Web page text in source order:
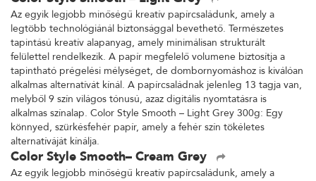
Az egyik legjobb minőségű kreatív papírcsaládunk, amely a
legtöbb technológiánál biztonsággal bevethető. Természetes
tapintású kreatív alapanyag, amely minimálisan strukturált
felülettel rendelkezik. A papír megfelelő volumene biztosítja a
tapintható prégelési mélységet, de dombornyomáshoz is kiválóan
alkalmas alternatívát kínál. A papírcsaládnak jelenleg 13 tagja van,
melyből 9 szín világos tónusú, azaz digitális nyomtatásra is
alkalmas színalap. Color Style Smooth – Light Grey 300g: Egy
könnyed, szürkésfehér papír, amely a fehér szín tökéletes
alternatíváját kínálja.
Color Style Smooth– Cream Grey
Az egyik legjobb minőségű kreatív papírcsaládunk, amely a